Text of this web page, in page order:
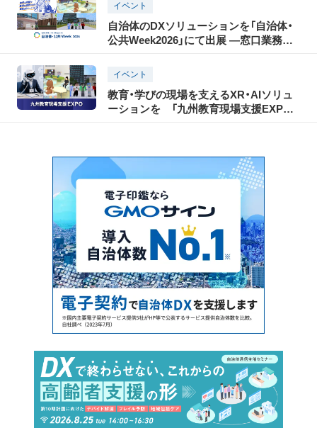
イベント
自治体のDXソリューションを「自治体・
公共Week2026」にて出展 ―窓口業務の
サービスを紹介―
イベント
教育・学びの現場を支えるXR・AIソリュ
ーションを 「九州教育現場支援EXPO」